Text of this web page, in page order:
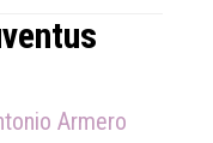
Armero